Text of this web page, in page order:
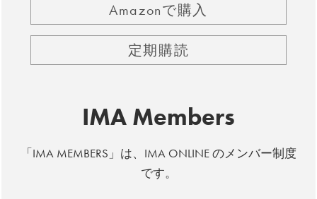
Amazonで購入
定期購読
IMA Members
「IMA MEMBERS」は、IMA ONLINE のメンバー制度
です。